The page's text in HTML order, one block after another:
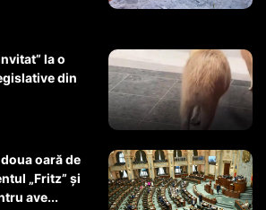
la o
din
oară de
„Fritz” și
ave...